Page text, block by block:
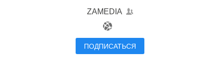
ZAMEDIA
ПОДПИСАТЬСЯ